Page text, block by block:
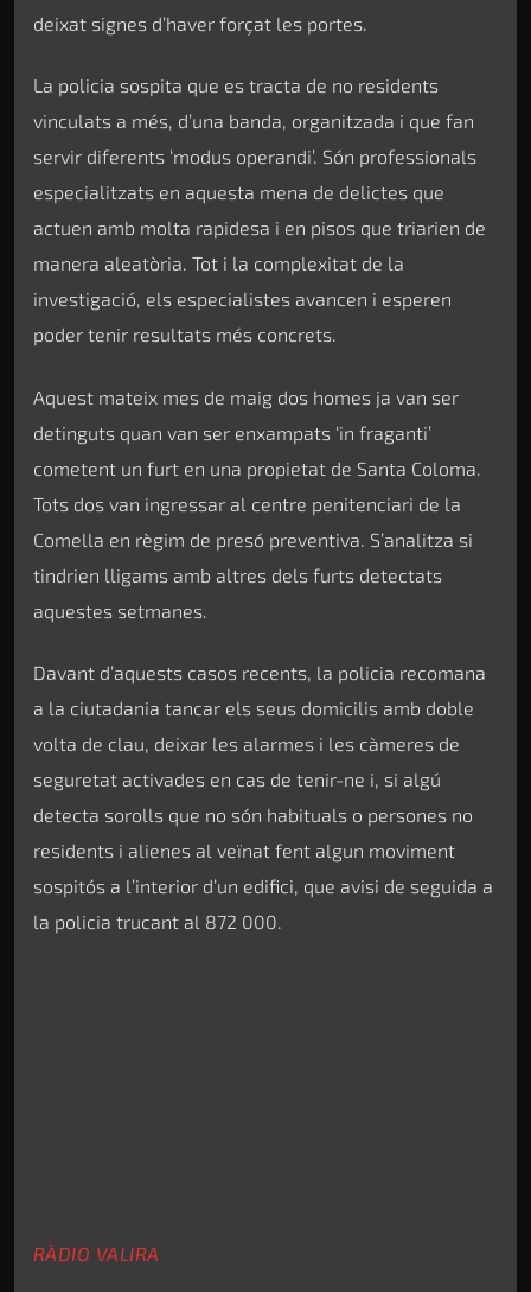
deixat signes d’haver forçat les portes.
La policia sospita que es tracta de no residents
vinculats a més, d’una banda, organitzada i que fan
servir diferents ‘modus operandi’. Són professionals
especialitzats en aquesta mena de delictes que
actuen amb molta rapidesa i en pisos que triarien de
manera aleatòria. Tot i la complexitat de la
investigació, els especialistes avancen i esperen
poder tenir resultats més concrets.
Aquest mateix mes de maig dos homes ja van ser
detinguts quan van ser enxampats ‘in fraganti’
cometent un furt en una propietat de Santa Coloma.
Tots dos van ingressar al centre penitenciari de la
Comella en règim de presó preventiva. S’analitza si
tindrien lligams amb altres dels furts detectats
aquestes setmanes.
Davant d’aquests casos recents, la policia recomana
a la ciutadania tancar els seus domicilis amb doble
volta de clau, deixar les alarmes i les càmeres de
seguretat activades en cas de tenir-ne i, si algú
detecta sorolls que no són habituals o persones no
residents i alienes al veïnat fent algun moviment
sospitós a l’interior d’un edifici, que avisi de seguida a
la policia trucant al 872 000.
RÀDIO VALIRA